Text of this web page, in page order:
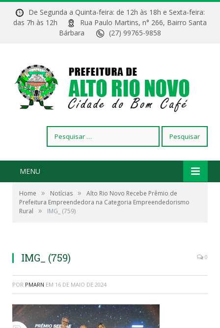
De Segunda a Quinta-feira: de 12h às 18h e Sexta-feira:
das 7h às 12h
Rua Paulo Martins, n° 266, Bairro Santa
Bárbara
(27) 99765-9858
por:
MENU
Home » Notícias »
Alto Rio Novo Recebe Prêmio de
Prefeitura Empreendedora na Categoria Empreendedorismo
Rural
» IMG_ (759)
IMG_ (759) 0
POR PMARN EM 16 DE MAIO DE 2024